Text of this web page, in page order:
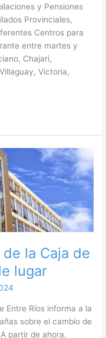
y Pensiones
Provinciales,
Centros para
entre martes y
Chajarí,
Victoria,
la Caja de
lugar
Entre Ríos informa a la
sobre el cambio de
partir de ahora,